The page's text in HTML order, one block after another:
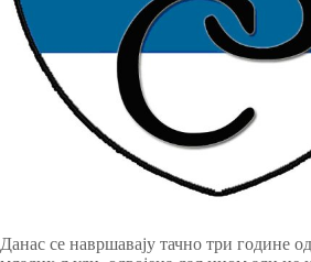
Данас се навршавају тачно три године